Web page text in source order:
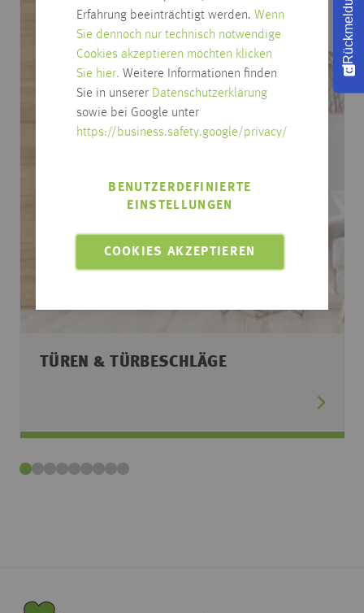
Erfahrung beeinträchtigt werden. Wenn
Sie dennoch nur technisch notwendige
Cookies akzeptieren möchten klicken
Sie hier. Weitere Informationen finden
Sie in unserer Datenschutzerklärung
sowie bei Google unter
https://business.safety.google/privacy/
COOKIES AKZEPTIEREN
BENUTZERDEFINIERTE
EINSTELLUNGEN
TÜREN & TÜRBESCHLÄGE
Rückmeldung